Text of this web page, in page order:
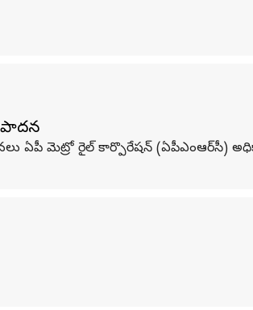
ఏపీ మెట్రో రైల్ కార్పొరేషన్ (ఏపీఎంఆర్‌సీ)